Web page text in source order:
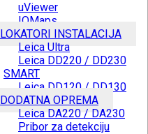
uViewer
IQMaps
LOKATORI INSTALACIJA
Leica Ultra
Leica DD220 / DD230
SMART
Leica DD120 / DD130
DODATNA OPREMA
Leica DA220 / DA230
Pribor za detekciju